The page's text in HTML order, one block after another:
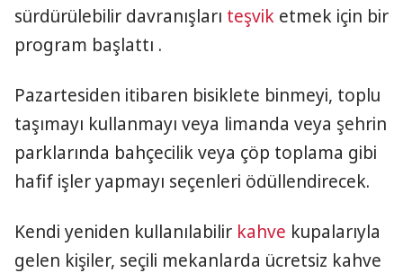
sürdürülebilir davranışları teşvik etmek için bir
program başlattı .
Pazartesiden itibaren bisiklete binmeyi, toplu
taşımayı kullanmayı veya limanda veya şehrin
parklarında bahçecilik veya çöp toplama gibi
hafif işler yapmayı seçenleri ödüllendirecek.
Kendi yeniden kullanılabilir kahve kupalarıyla
gelen kişiler, seçili mekanlarda ücretsiz kahve